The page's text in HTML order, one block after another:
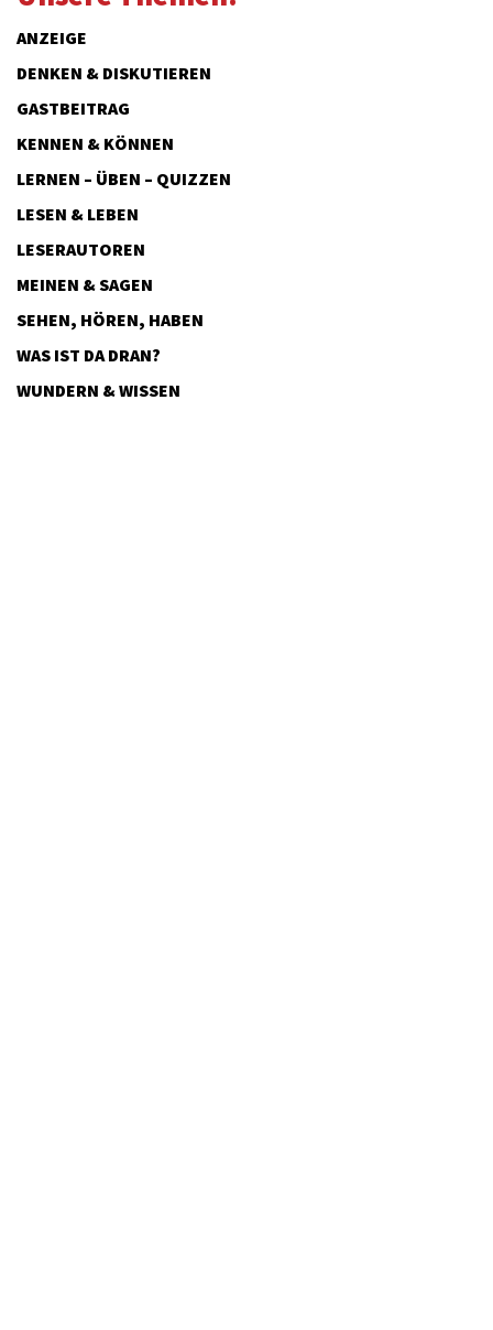
ANZEIGE
DENKEN & DISKUTIEREN
GASTBEITRAG
KENNEN & KÖNNEN
LERNEN – ÜBEN – QUIZZEN
LESEN & LEBEN
LESERAUTOREN
MEINEN & SAGEN
SEHEN, HÖREN, HABEN
WAS IST DA DRAN?
WUNDERN & WISSEN